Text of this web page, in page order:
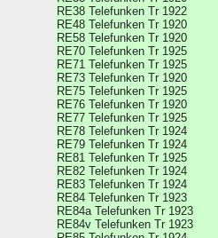
RE38 Telefunken Tr 1922
RE48 Telefunken Tr 1920
RE58 Telefunken Tr 1920
RE70 Telefunken Tr 1925
RE71 Telefunken Tr 1925
RE73 Telefunken Tr 1920
RE75 Telefunken Tr 1925
RE76 Telefunken Tr 1920
RE77 Telefunken Tr 1925
RE78 Telefunken Tr 1924
RE79 Telefunken Tr 1924
RE81 Telefunken Tr 1925
RE82 Telefunken Tr 1924
RE83 Telefunken Tr 1924
RE84 Telefunken Tr 1923
RE84a Telefunken Tr 1923
RE84v Telefunken Tr 1923